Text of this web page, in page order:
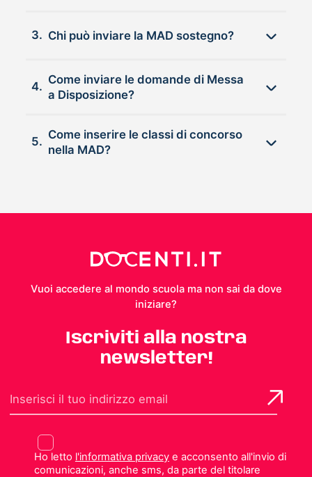
3. Chi può inviare la MAD sostegno?
4.
Come inviare le domande di Messa
a Disposizione?
5.
Come inserire le classi di concorso
nella MAD?
Vuoi accedere al mondo scuola ma non sai da dove
iniziare?
Iscriviti alla nostra
newsletter!
Ho letto l'informativa privacye acconsento all'invio di
comunicazioni, anche sms, da parte del titolare